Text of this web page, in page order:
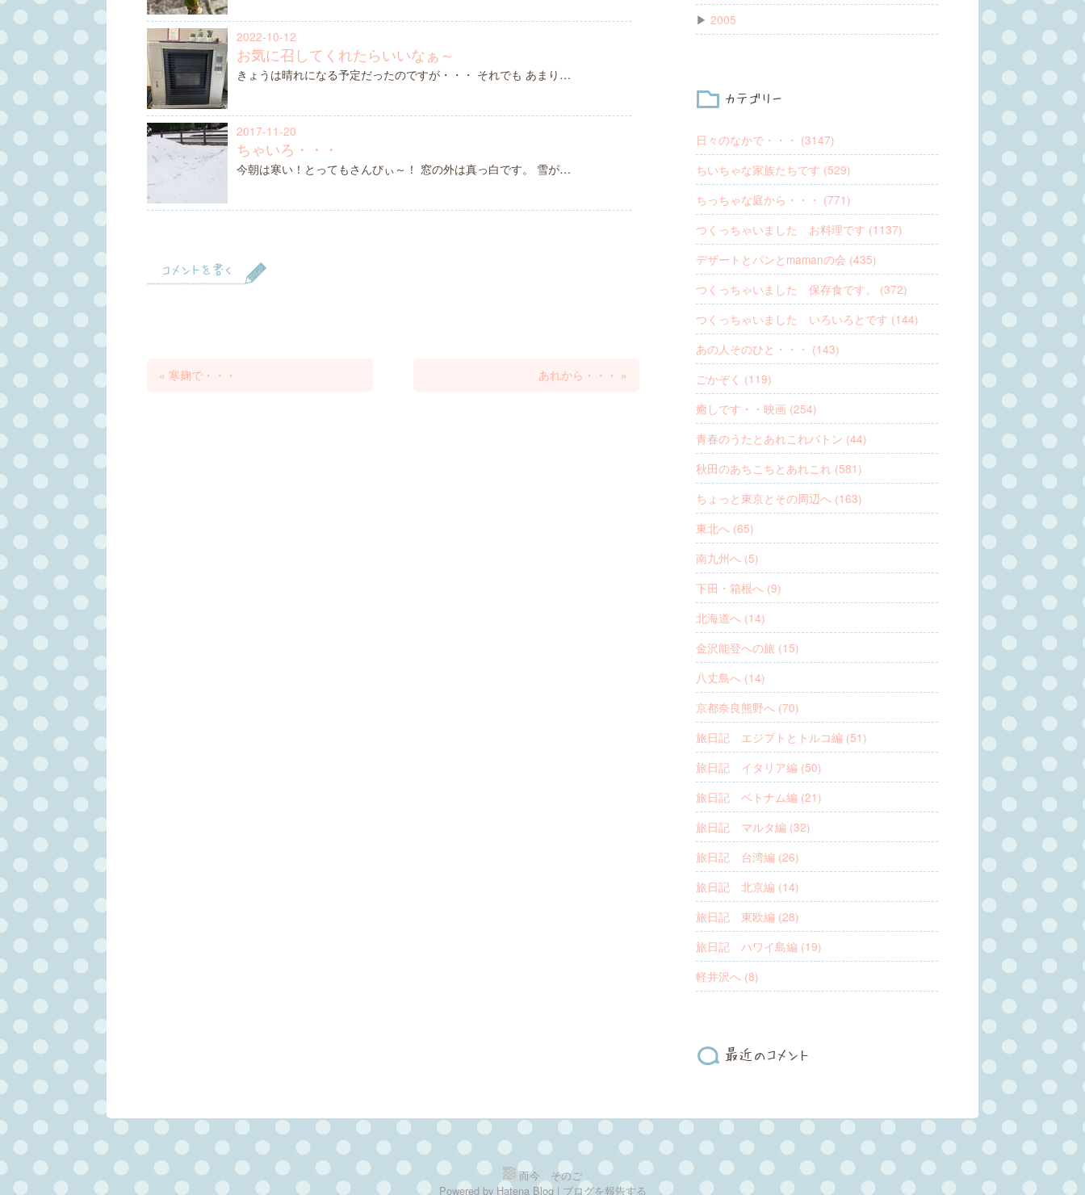
2022-10-12
お気に召してくれたらいいなぁ～
きょうは晴れになる予定だったのですが・・・ それでも あまり…
2017-11-20
ちゃいろ・・・
今朝は寒い！とってもさんびぃ～！ 窓の外は真っ白です。 雪が…
コメントを書く
« 寒麹で・・・ あれから・・・ »
▶ 2005
カテゴリー
日々のなかで・・・ (3147)
ちいちゃな家族たちです (529)
ちっちゃな庭から・・・ (771)
つくっちゃいました お料理です (1137)
デザートとパンとmamanの会 (435)
つくっちゃいました 保存食です。 (372)
つくっちゃいました いろいろとです (144)
あの人そのひと・・・ (143)
ごかぞく (119)
癒しです・・映画 (254)
青春のうたとあれこれバトン (44)
秋田のあちこちとあれこれ (581)
ちょっと東京とその周辺へ (163)
東北へ (65)
南九州へ (5)
下田・箱根へ (9)
北海道へ (14)
金沢能登への旅 (15)
八丈島へ (14)
京都奈良熊野へ (70)
旅日記 エジプトとトルコ編 (51)
旅日記 イタリア編 (50)
旅日記 ベトナム編 (21)
旅日記 マルタ編 (32)
旅日記 台湾編 (26)
旅日記 北京編 (14)
旅日記 東欧編 (28)
旅日記 ハワイ島編 (19)
軽井沢へ (8)
最近のコメント
而今 そのご
Powered by Hatena Blog | ブログを報告する